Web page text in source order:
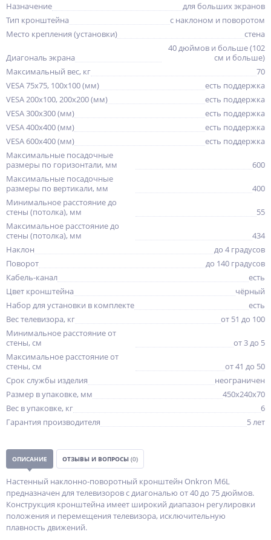
Назначение
для больших экранов
Тип кронштейна
с наклоном и поворотом
Место крепления (установки)
стена
Диагональ экрана
40 дюймов и больше (102
см и больше)
Максимальный вес, кг
70
VESA 75x75, 100x100 (мм)
есть поддержка
VESA 200x100, 200x200 (мм)
есть поддержка
VESA 300x300 (мм)
есть поддержка
VESA 400x400 (мм)
есть поддержка
VESA 600x400 (мм)
есть поддержка
Максимальные посадочные
размеры по горизонтали, мм
600
Максимальные посадочные
размеры по вертикали, мм
400
Минимальное расстояние до
стены (потолка), мм
55
Максимальное расстояние до
стены (потолка), мм
434
Наклон
до 4 градусов
Поворот
до 140 градусов
Кабель-канал
есть
Цвет кронштейна
чёрный
Набор для установки в комплекте
есть
Вес телевизора, кг
от 51 до 100
Минимальное расстояние от
стены, см
от 3 до 5
Максимальное расстояние от
стены, см
от 41 до 50
Срок службы изделия
неограничен
Размер в упаковке, мм
450x240x70
Вес в упаковке, кг
6
Гарантия производителя
5 лет
ОПИСАНИЕ ОТЗЫВЫ И ВОПРОСЫ (0)
Настенный наклонно-поворотный кронштейн Onkron M6L
предназначен для телевизоров с диагональю от 40 до 75 дюймов.
Конструкция кронштейна имеет широкий диапазон регулировки
положения и перемещения телевизора, исключительную
плавность движений.